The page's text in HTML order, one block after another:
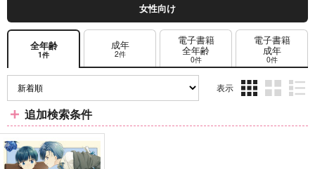
女性向け
全年齢
1件
成年
2件
電子書籍
全年齢
0件
電子書籍
成年
0件
表示
ム
ム
ム
追加検索条件